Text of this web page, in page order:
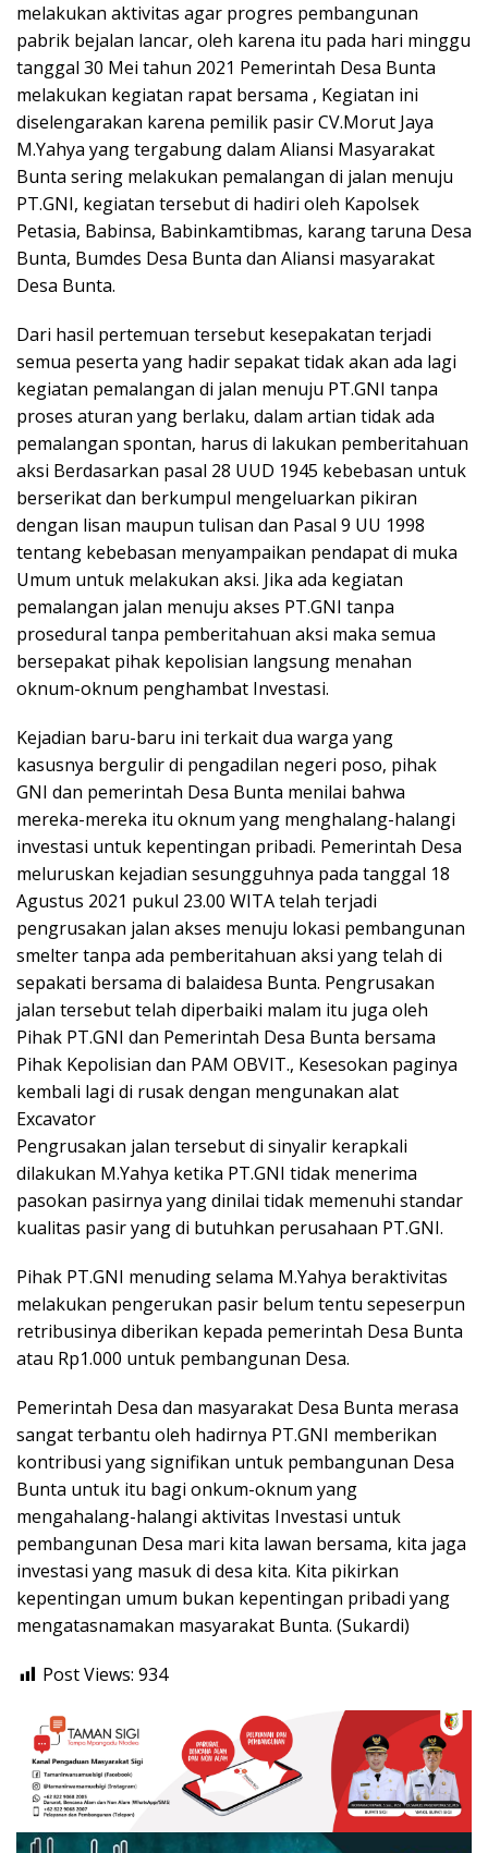
melakukan aktivitas agar progres pembangunan
pabrik bejalan lancar, oleh karena itu pada hari minggu
tanggal 30 Mei tahun 2021 Pemerintah Desa Bunta
melakukan kegiatan rapat bersama , Kegiatan ini
diselengarakan karena pemilik pasir CV.Morut Jaya
M.Yahya yang tergabung dalam Aliansi Masyarakat
Bunta sering melakukan pemalangan di jalan menuju
PT.GNI, kegiatan tersebut di hadiri oleh Kapolsek
Petasia, Babinsa, Babinkamtibmas, karang taruna Desa
Bunta, Bumdes Desa Bunta dan Aliansi masyarakat
Desa Bunta.
Dari hasil pertemuan tersebut kesepakatan terjadi
semua peserta yang hadir sepakat tidak akan ada lagi
kegiatan pemalangan di jalan menuju PT.GNI tanpa
proses aturan yang berlaku, dalam artian tidak ada
pemalangan spontan, harus di lakukan pemberitahuan
aksi Berdasarkan pasal 28 UUD 1945 kebebasan untuk
berserikat dan berkumpul mengeluarkan pikiran
dengan lisan maupun tulisan dan Pasal 9 UU 1998
tentang kebebasan menyampaikan pendapat di muka
Umum untuk melakukan aksi. Jika ada kegiatan
pemalangan jalan menuju akses PT.GNI tanpa
prosedural tanpa pemberitahuan aksi maka semua
bersepakat pihak kepolisian langsung menahan
oknum-oknum penghambat Investasi.
Kejadian baru-baru ini terkait dua warga yang
kasusnya bergulir di pengadilan negeri poso, pihak
GNI dan pemerintah Desa Bunta menilai bahwa
mereka-mereka itu oknum yang menghalang-halangi
investasi untuk kepentingan pribadi. Pemerintah Desa
meluruskan kejadian sesungguhnya pada tanggal 18
Agustus 2021 pukul 23.00 WITA telah terjadi
pengrusakan jalan akses menuju lokasi pembangunan
smelter tanpa ada pemberitahuan aksi yang telah di
sepakati bersama di balaidesa Bunta. Pengrusakan
jalan tersebut telah diperbaiki malam itu juga oleh
Pihak PT.GNI dan Pemerintah Desa Bunta bersama
Pihak Kepolisian dan PAM OBVIT., Kesesokan paginya
kembali lagi di rusak dengan mengunakan alat
Excavator
Pengrusakan jalan tersebut di sinyalir kerapkali
dilakukan M.Yahya ketika PT.GNI tidak menerima
pasokan pasirnya yang dinilai tidak memenuhi standar
kualitas pasir yang di butuhkan perusahaan PT.GNI.
Pihak PT.GNI menuding selama M.Yahya beraktivitas
melakukan pengerukan pasir belum tentu sepeserpun
retribusinya diberikan kepada pemerintah Desa Bunta
atau Rp1.000 untuk pembangunan Desa.
Pemerintah Desa dan masyarakat Desa Bunta merasa
sangat terbantu oleh hadirnya PT.GNI memberikan
kontribusi yang signifikan untuk pembangunan Desa
Bunta untuk itu bagi onkum-oknum yang
mengahalang-halangi aktivitas Investasi untuk
pembangunan Desa mari kita lawan bersama, kita jaga
investasi yang masuk di desa kita. Kita pikirkan
kepentingan umum bukan kepentingan pribadi yang
mengatasnamakan masyarakat Bunta. (Sukardi)
Post Views: 934